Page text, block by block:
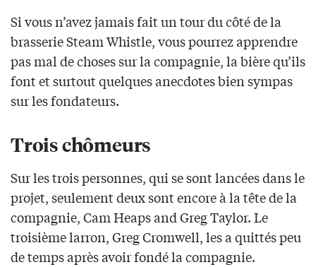
Si vous n’avez jamais fait un tour du côté de la
brasserie Steam Whistle, vous pourrez apprendre
pas mal de choses sur la compagnie, la bière qu’ils
font et surtout quelques anecdotes bien sympas
sur les fondateurs.
Trois chômeurs
Sur les trois personnes, qui se sont lancées dans le
projet, seulement deux sont encore à la tête de la
compagnie, Cam Heaps and Greg Taylor. Le
troisième larron, Greg Cromwell, les a quittés peu
de temps après avoir fondé la compagnie.